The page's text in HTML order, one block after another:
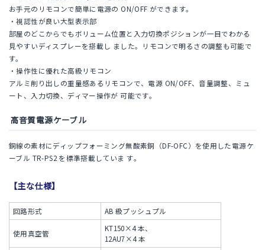
お手元のリモコンで簡単に電源の ON/OFF ができます。
・視認性が良い大型表示部
部屋のどこからでもボリューム位置と入力切換ポジションが一目でわかる
見やすいディスプレーを搭載し ました。リモコンで明るさの調整も可能で
す。
・操作性に優れた高級リモコン
アルミ削り出しの重量感あるリモコンで、電源 ON/OFF、音量調整、ミュ
ート、入力切換、ディマー操作が 可能です。
高音質電源ケーブル
銅線の素材にディップフォーミング無酸素銅（DF-OFC）を使用した電源ケ
ーブル TR-PS2 を標準搭載していま す。
【主な仕様】
回路形式 AB 級プッシュプル
使用真空管
KT150×4 本、
12AU7×4 本